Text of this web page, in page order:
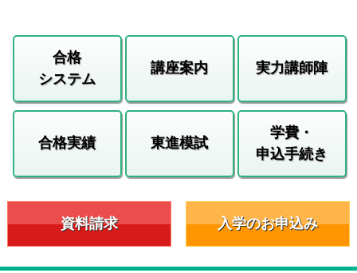
合格
システム
講座案内 実力講師陣
合格実績 東進模試
学費・
申込手続き
資料請求 入学のお申込み